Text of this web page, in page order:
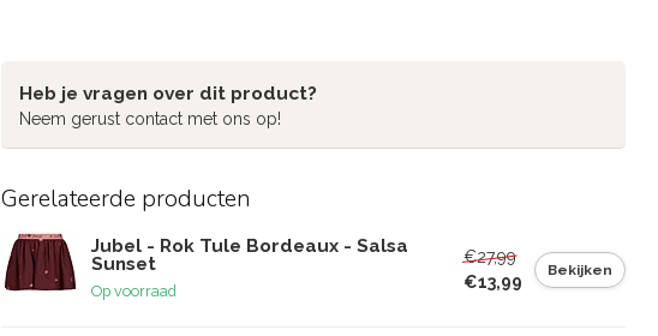
Heb je vragen over dit product?
Neem gerust contact met ons op!
Gerelateerde producten
Jubel - Rok Tule Bordeaux - Salsa
Sunset
Op voorraad
€27,99
€13,99
Bekijken